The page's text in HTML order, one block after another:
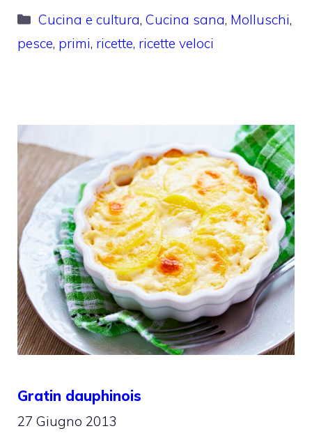
Categorie
Cucina e cultura,Cucina sana, Molluschi,
pesce, primi, ricette, ricette veloci
Gratin dauphinois
27 Giugno 2013